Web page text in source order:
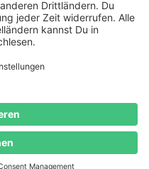
widerrufen